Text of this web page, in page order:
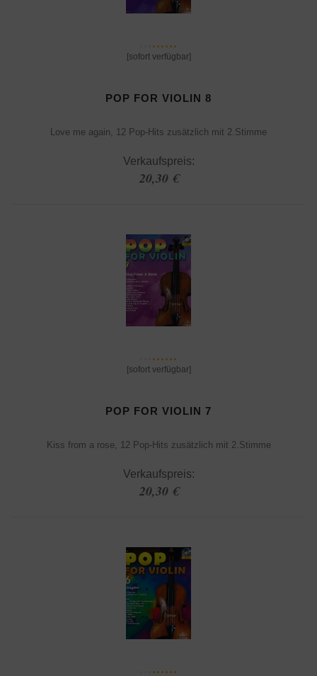
[sofort verfügbar]
POP FOR VIOLIN 8
Love me again, 12 Pop-Hits zusätzlich mit 2.Stimme
Verkaufspreis:
20,30 €
[sofort verfügbar]
POP FOR VIOLIN 7
Kiss from a rose, 12 Pop-Hits zusätzlich mit 2.Stimme
Verkaufspreis:
20,30 €